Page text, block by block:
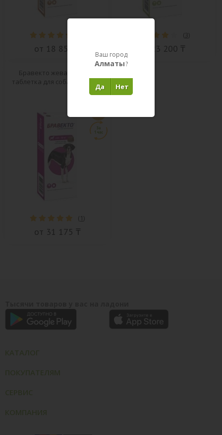
от 18 850 ₸
( 3)
от 23 200 ₸
Бравекто жевательная
таблетка для собак 40-56 кг.
( 1)
от 31 175 ₸
Ваш город
Алматы?
Нет
Да